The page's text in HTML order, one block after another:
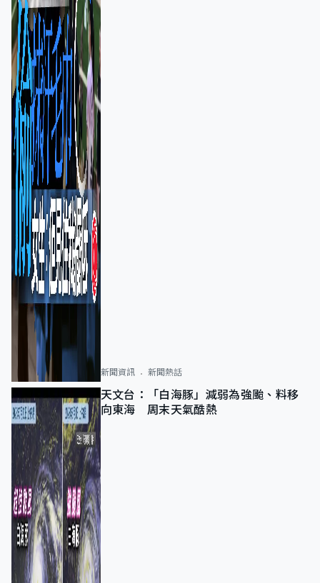
新聞資訊 新聞熱話
天文台：「白海豚」減弱為強颱、料移
向東海 周末天氣酷熱